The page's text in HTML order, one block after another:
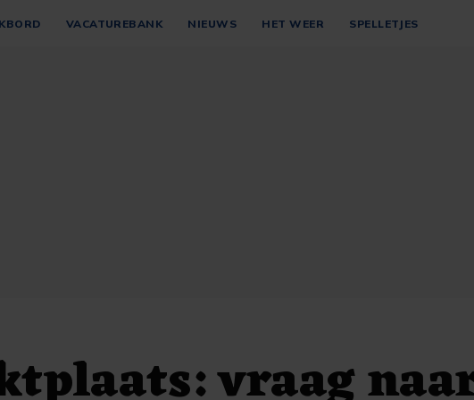
VACATUREBANK NIEUWS HET WEER SPELLETJES